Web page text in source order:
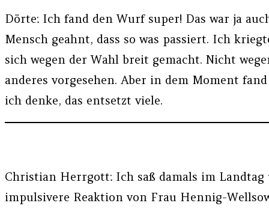
Dörte: Ich fand den Wurf super! Das war ja
Mensch geahnt, dass so was passiert. Ich
sich wegen der Wahl breit gemacht. Nicht
anderes vorgesehen. Aber in dem Moment
ich denke, das entsetzt viele.
Christian Herrgott: Ich saß damals im
impulsivere Reaktion von Frau Hennig-